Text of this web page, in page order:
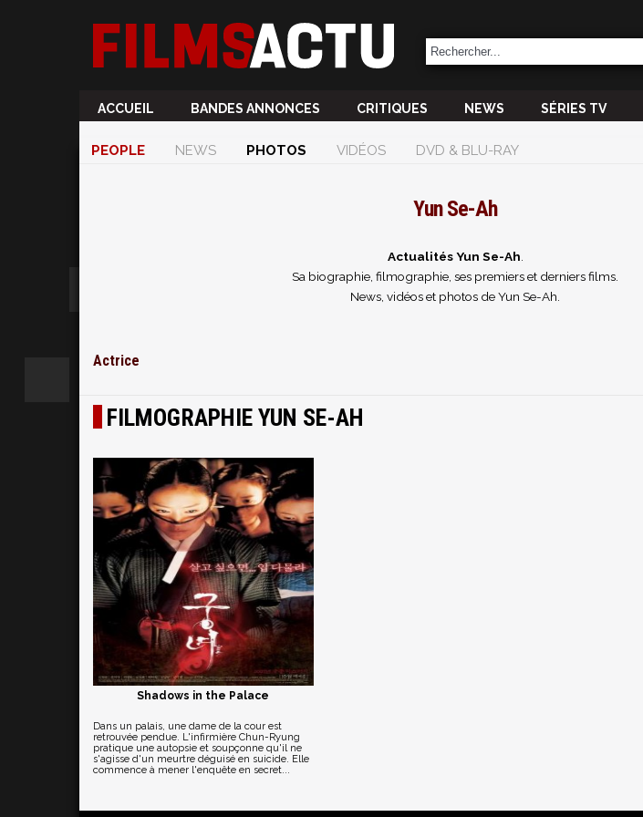
ACCUEIL BANDES ANNONCES CRITIQUES NEWS SÉRIES TV
PEOPLE NEWS PHOTOS VIDÉOS DVD & BLU-RAY
Yun Se-Ah
Actualités Yun Se-Ah
Sa biographie, filmographie, ses premiers et derniers films.
News, vidéos et photos de Yun Se-Ah.
Actrice
FILMOGRAPHIE YUN SE-AH
Shadows in the Palace
Dans un palais, une dame de la cour est
retrouvée pendue. L'infirmière Chun-Ryung
pratique une autopsie et soupçonne qu'il ne
s'agisse d'un meurtre déguisé en suicide. Elle
commence à mener l'enquête en secret...